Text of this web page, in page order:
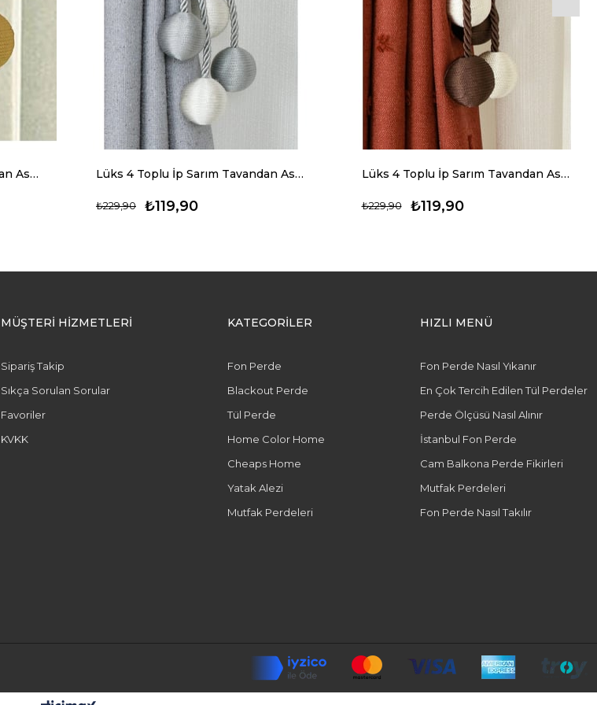
Lüks 4 Toplu İp Sarım Tavandan Asmalı Toplama Perde Aksesuarı (Braçol) Lüks 4 Toplu İp Sarım Tavandan Asmalı Toplama Perde Aksesuarı (Braçol)
₺119,90
₺229,90
Lüks 4 Toplu İp Sarım Tavandan Asmalı Toplama Perde Aksesuarı (Braçol)
₺119,90
₺229,90
MÜŞTERİ HİZMETLERİ
Sipariş Takip
Sıkça Sorulan Sorular
Favoriler
KVKK
KATEGORİLER
Fon Perde
Blackout Perde
Tül Perde
Home Color Home
Cheaps Home
Yatak Alezi
Mutfak Perdeleri
HIZLI MENÜ
Fon Perde Nasıl Yıkanır
En Çok Tercih Edilen Tül Perdeler
Perde Ölçüsü Nasıl Alınır
İstanbul Fon Perde
Cam Balkona Perde Fikirleri
Mutfak Perdeleri
Fon Perde Nasıl Takılır